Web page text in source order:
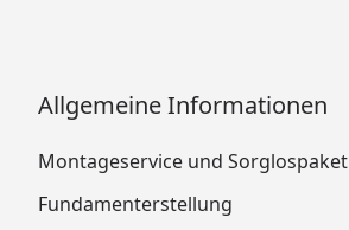
Allgemeine Informationen
Montageservice und Sorglospaket
Fundamenterstellung